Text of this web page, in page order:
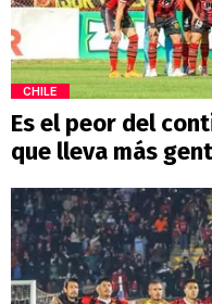
CHILE
Es el peor del
que lleva más